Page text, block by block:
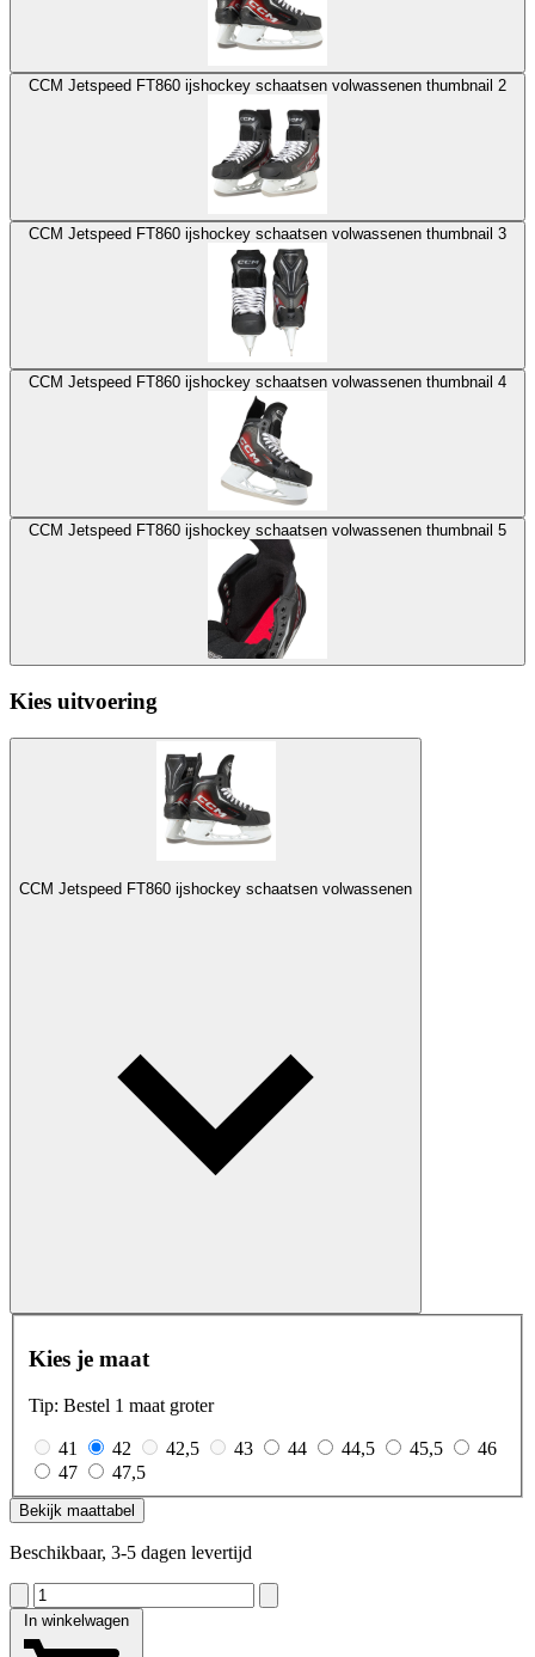
CCM Jetspeed FT860 ijshockey schaatsen volwassenen thumbnail 2
CCM Jetspeed FT860 ijshockey schaatsen volwassenen thumbnail 3
CCM Jetspeed FT860 ijshockey schaatsen volwassenen thumbnail 4
CCM Jetspeed FT860 ijshockey schaatsen volwassenen thumbnail 5
Kies uitvoering
CCM Jetspeed FT860 ijshockey schaatsen volwassenen
Kies je maat
Tip: Bestel 1 maat groter
41 42 42,5 43 44 44,5 45,5
46
47
47,5
Bekijk maattabel
Beschikbaar, 3-5 dagen levertijd
In winkelwagen